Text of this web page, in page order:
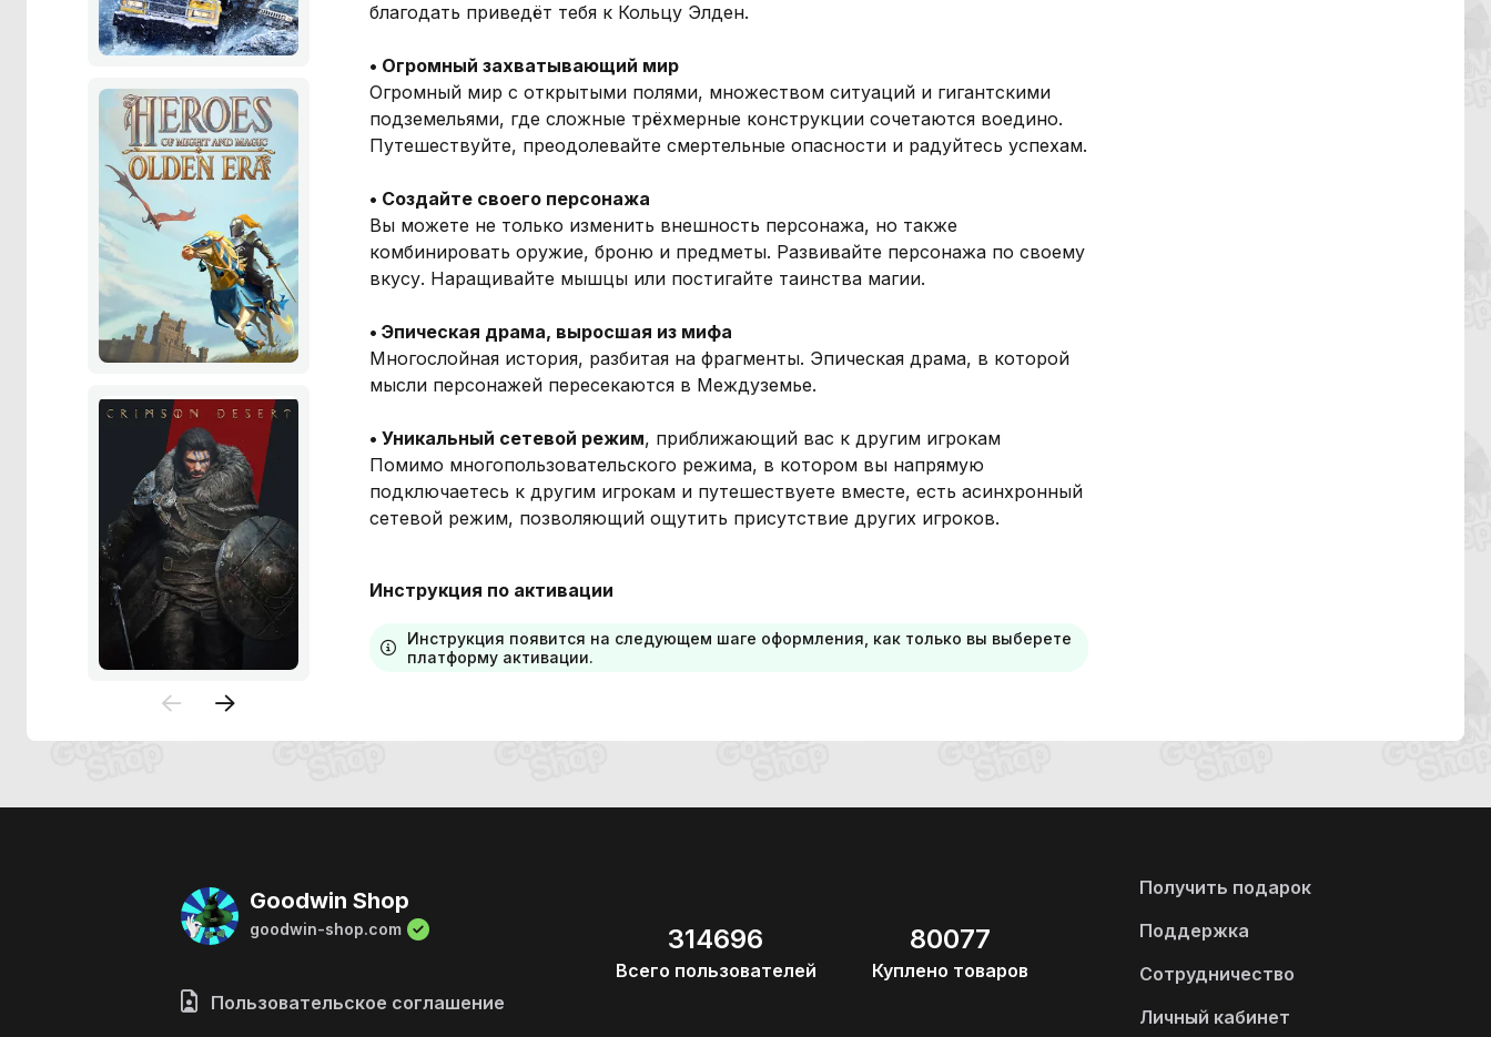
благодать приведёт тебя к Кольцу Элден.
• Огромный захватывающий мир
Огромный мир с открытыми полями, множеством ситуаций и гигантскими
подземельями, где сложные трёхмерные конструкции сочетаются воедино.
Путешествуйте, преодолевайте смертельные опасности и радуйтесь успехам.
• Создайте своего персонажа
Вы можете не только изменить внешность персонажа, но также
комбинировать оружие, броню и предметы. Развивайте персонажа по своему
вкусу. Наращивайте мышцы или постигайте таинства магии.
• Эпическая драма, выросшая из мифа
Многослойная история, разбитая на фрагменты. Эпическая драма, в которой
мысли персонажей пересекаются в Междуземье.
• Уникальный сетевой режим, приближающий вас к другим игрокам
Помимо многопользовательского режима, в котором вы напрямую
подключаетесь к другим игрокам и путешествуете вместе, есть асинхронный
сетевой режим, позволяющий ощутить присутствие других игроков.
Инструкция по активации
Инструкция появится на следующем шаге оформления, как только вы выберете
платформу активации.
Goodwin Shop
goodwin-shop.com
Пользовательское соглашение
314696
Всего пользователей
80077
Куплено товаров
Получить подарок
Поддержка
Сотрудничество
Личный кабинет